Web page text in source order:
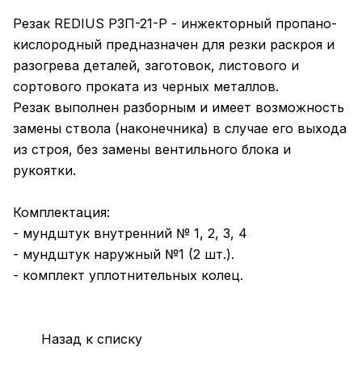
Резак REDIUS Р3П-21-Р - инжекторный пропано-
кислородный предназначен для резки раскроя и
разогрева деталей, заготовок, листового и
сортового проката из черных металлов.
Резак выполнен разборным и имеет возможность
замены ствола (наконечника) в случае его выхода
из строя, без замены вентильного блока и
рукоятки.
Комплектация:
- мундштук внутренний № 1, 2, 3, 4
- мундштук наружный №1 (2 шт.).
- комплект уплотнительных колец.
Назад к списку